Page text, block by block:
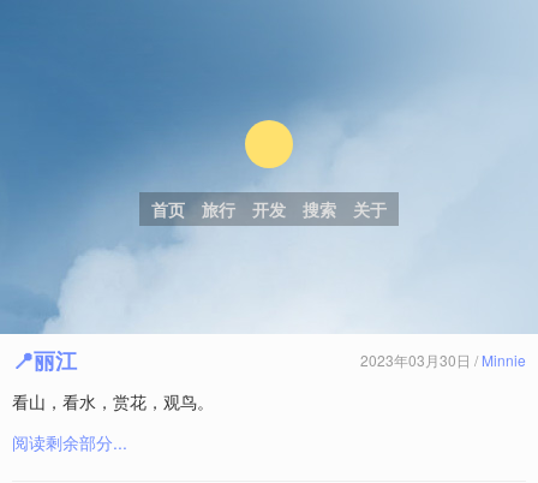
首页 旅行 开发 搜索 关于
📍丽江 2023年03月30日 / Minnie
看山，看水，赏花，观鸟。
阅读剩余部分...